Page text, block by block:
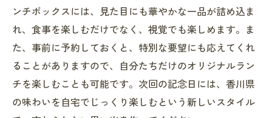
ンチボックスには、見た目にも華やかな一品が詰め込ま
れ、食事を楽しむだけでなく、視覚でも楽しめます。ま
た、事前に予約しておくと、特別な要望にも応えてくれ
ることがありますので、自分たちだけのオリジナルラン
チを楽しむことも可能です。次回の記念日には、香川県
の味わいを自宅でじっくり楽しむという新しいスタイル